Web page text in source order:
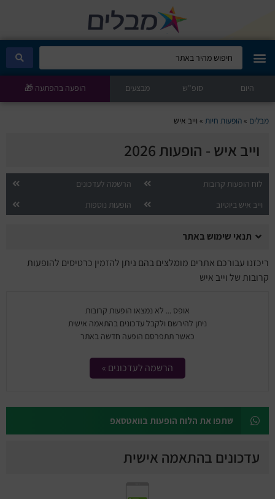
מבלים קלאב
הופעות היום
סטנדאפ
הצגות ילדים
הופעות חיות
מחזות זמר
סרטים
חופשה והופעה
היום סופ"ש מבצעים הופעה בהפתעה 🎁
מבלים »הופעות חיות » וייב איש
וייב איש - הופעות 2026
לוח הופעות קרובות
הרשמה לעדכונים
וייב איש ביוטיוב
הופעות נוספות
תנאי שימוש באתר
ריכזנו עבורכם אתרים מומלצים בהם ניתן להזמין כרטיסים להופעות
קרובות של וייב איש
אופס ... לא נמצאו הופעות קרובות
ניתן להירשם ולקבל עדכונים בהתאמה אישית
כאשר תתפרסם הופעה חדשה באתר
הרשמה לעדכונים »
שתפו את הלוח הופעות בוואטסאפ
עדכונים בהתאמה אישית